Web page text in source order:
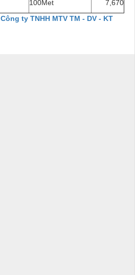
100Met
7,670
Công ty TNHH MTV TM - DV - KT